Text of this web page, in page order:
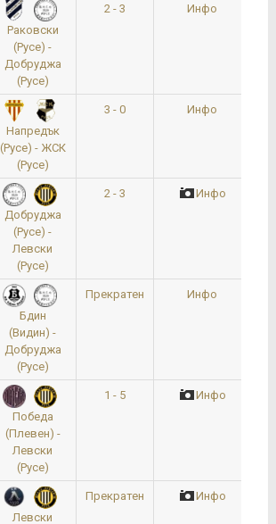
Раковски
(Русе) -
Добруджа
(Русе)
2 - 3 Инфо
Напредък
(Русе) - ЖСК
(Русе)
3 - 0 Инфо
Добруджа
(Русе) -
Левски
(Русе)
2 - 3 Инфо
Бдин
(Видин) -
Добруджа
(Русе)
Прекратен Инфо
Победа
(Плевен) -
Левски
(Русе)
1 - 5 Инфо
Левски
Прекратен Инфо